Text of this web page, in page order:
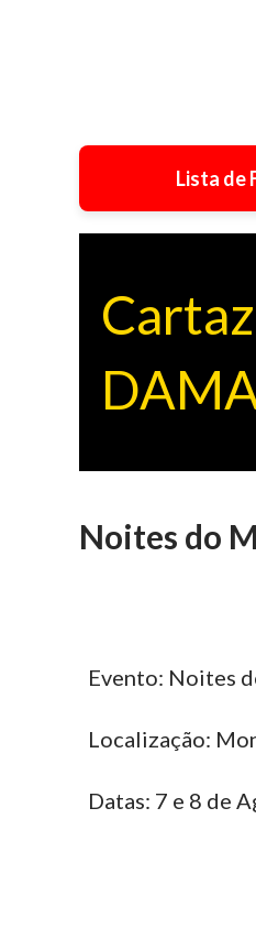
Lista de
Noites do
Evento: Noites
Localização:
Datas: 7 e 8 de